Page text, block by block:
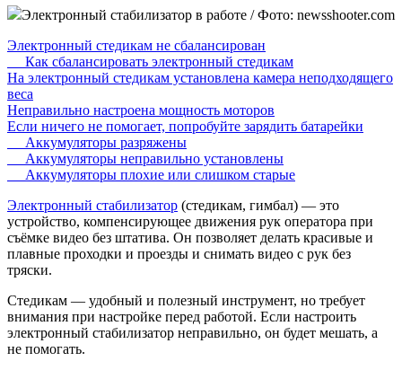
Электронный стабилизатор в работе / Фото: newsshooter.com
Электронный стедикам не сбалансирован
Как сбалансировать электронный стедикам
На электронный стедикам установлена камера неподходящего
веса
Неправильно настроена мощность моторов
Если ничего не помогает, попробуйте зарядить батарейки
Аккумуляторы разряжены
Аккумуляторы неправильно установлены
Аккумуляторы плохие или слишком старые
Электронный стабилизатор (стедикам, гимбал) — это
устройство, компенсирующее движения рук оператора при
съёмке видео без штатива. Он позволяет делать красивые и
плавные проходки и проезды и снимать видео с рук без
тряски.
Стедикам — удобный и полезный инструмент, но требует
внимания при настройке перед работой. Если настроить
электронный стабилизатор неправильно, он будет мешать, а
не помогать.